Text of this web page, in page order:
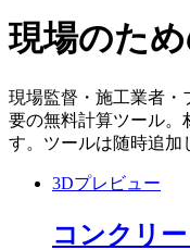
現場のた
現場監督・施工業者・
要の無料計算ツール。
す。ツールは随時追加
3Dプレビュー
コンクリ